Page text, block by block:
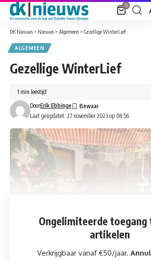
0
DK Nieuws > Nieuws > Algemeen > Gezellige WinterLief
ALGEMEEN
Gezellige WinterLief
Laat geüpdatet: 27 november 2023 op 08:56
DoorErik Ebbinge
1 min leestijd
Ongelimiteerde toegang
artikelen
Verkrijgbaar vanaf €50/jaar.